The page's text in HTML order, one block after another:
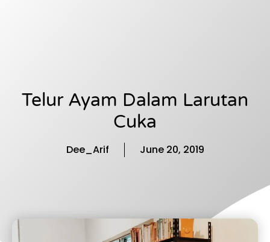
Telur Ayam Dalam Larutan
Cuka
Dee_Arif June 20, 2019